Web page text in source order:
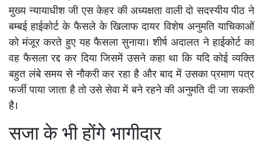
मुख्य न्यायाधीश जी एस केहर की अध्यक्षता वाली दो सदस्यीय पीठ ने
बम्बई हाईकोर्ट के फैसले के खिलाफ दायर विशेष अनुमति याचिकाओं
को मंजूर करते हुए यह फैसला सुनाया। शीर्ष अदालत ने हाईकोर्ट का
वह फैसला रद्द कर दिया जिसमें उसने कहा था कि यदि कोई व्यक्ति
बहुत लंबे समय से नौकरी कर रहा है और बाद में उसका प्रमाण पत्र
फर्जी पाया जाता है तो उसे सेवा में बने रहने की अनुमति दी जा सकती
है।
सजा के भी होंगे भागीदार